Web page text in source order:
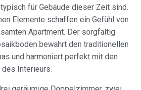
für Gebäude dieser Zeit sind.
Elemente schaffen ein Gefühl von
Apartment. Der sorgfältig
bewahrt den traditionellen
und harmoniert perfekt mit den
des Interieurs.